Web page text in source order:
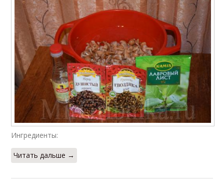
Ингредиенты:
Читать дальше →